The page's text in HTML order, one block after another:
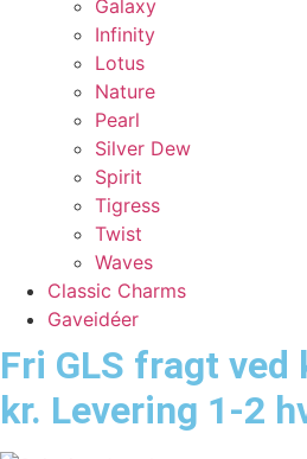
Galaxy
Infinity
Lotus
Nature
Pearl
Silver Dew
Spirit
Tigress
Twist
Waves
Classic Charms
Gaveidéer
Fri GLS fragt ved
kr. Levering 1-2